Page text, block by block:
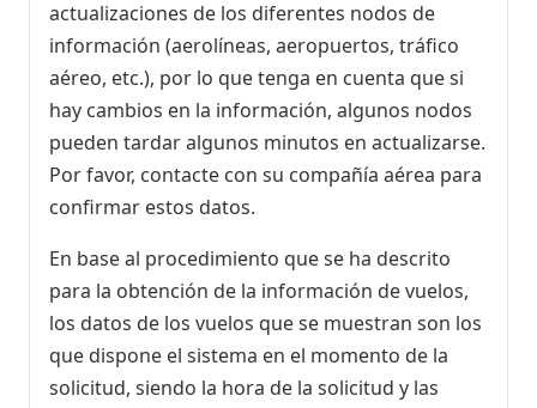
actualizaciones de los diferentes nodos de
información (aerolíneas, aeropuertos, tráfico
aéreo, etc.), por lo que tenga en cuenta que si
hay cambios en la información, algunos nodos
pueden tardar algunos minutos en actualizarse.
Por favor, contacte con su compañía aérea para
confirmar estos datos.
En base al procedimiento que se ha descrito
para la obtención de la información de vuelos,
los datos de los vuelos que se muestran son los
que dispone el sistema en el momento de la
solicitud, siendo la hora de la solicitud y las